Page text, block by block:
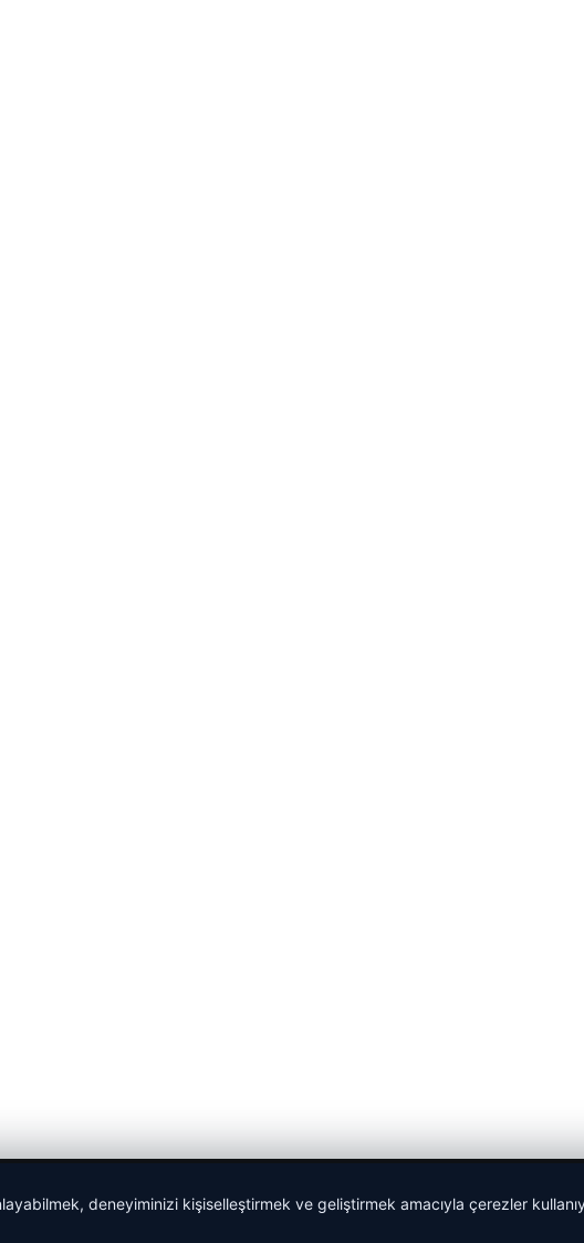
deneyiminizi kişiselleştirmek ve geliştirmek amacıyla çerezler